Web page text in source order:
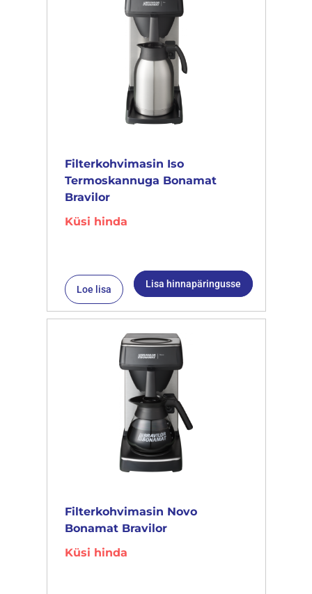
Filterkohvimasin Iso
Termoskannuga Bonamat
Bravilor
Küsi hinda
Loe lisa Lisa hinnapäringusse
Filterkohvimasin Novo
Bonamat Bravilor
Küsi hinda